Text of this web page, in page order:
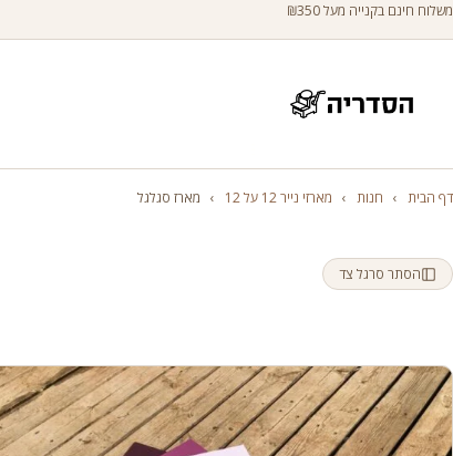
משלוח חינם בקנייה מעל ₪350
דף הבית › חנות › מארזי נייר 12 על 12 › מארז סגלגל
הסתר סרגל צד